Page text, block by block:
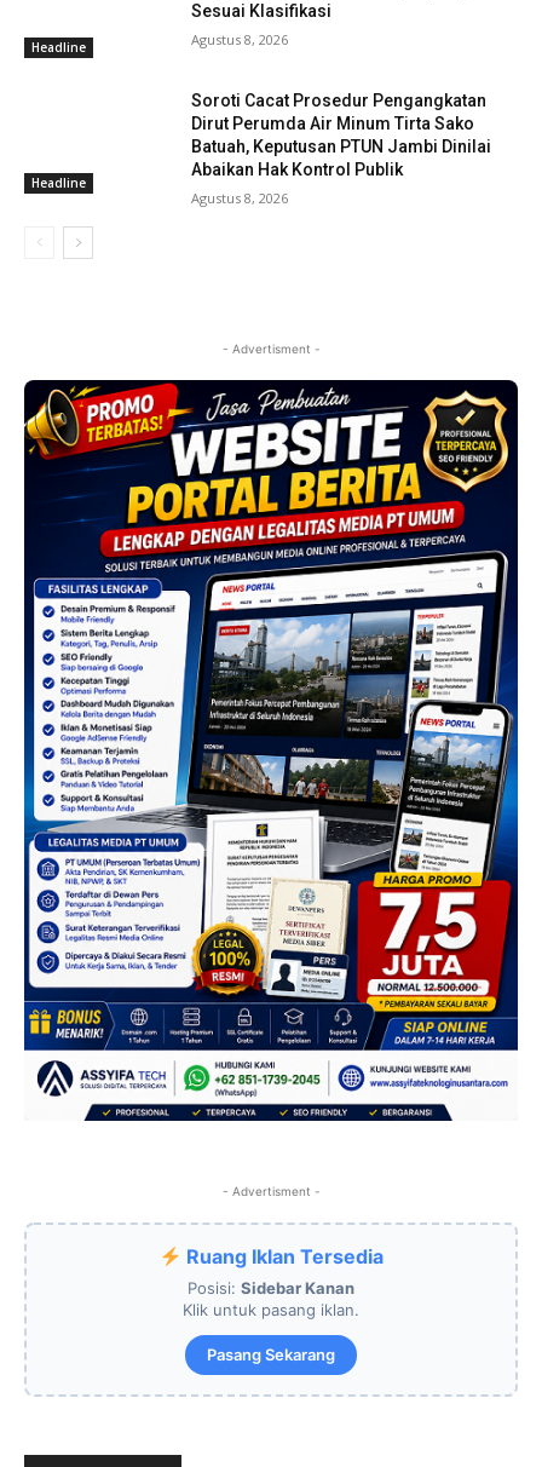
Headline
Sesuai Klasifikasi
Agustus 8, 2026
Headline
Soroti Cacat Prosedur Pengangkatan
Dirut Perumda Air Minum Tirta Sako
Batuah, Keputusan PTUN Jambi Dinilai
Abaikan Hak Kontrol Publik
Agustus 8, 2026
- Advertisment -
- Advertisment -
Ruang Iklan Tersedia
Posisi: Sidebar Kanan
Klik untuk pasang iklan.
Pasang Sekarang